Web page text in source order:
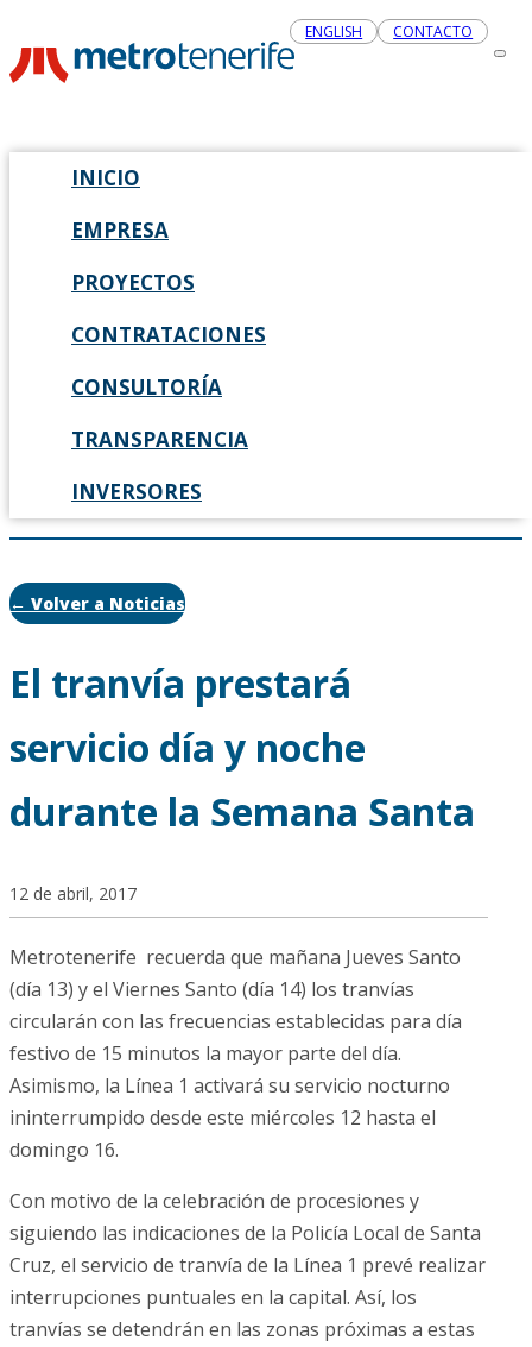
ENGLISH CONTACTO
INICIO
EMPRESA
PROYECTOS
CONTRATACIONES
CONSULTORÍA
TRANSPARENCIA
INVERSORES
← Volver a Noticias
El tranvía prestará
servicio día y noche
durante la Semana Santa
12 de abril, 2017
Metrotenerife recuerda que mañana Jueves Santo
(día 13) y el Viernes Santo (día 14) los tranvías
circularán con las frecuencias establecidas para día
festivo de 15 minutos la mayor parte del día.
Asimismo, la Línea 1 activará su servicio nocturno
ininterrumpido desde este miércoles 12 hasta el
domingo 16.
Con motivo de la celebración de procesiones y
siguiendo las indicaciones de la Policía Local de Santa
Cruz, el servicio de tranvía de la Línea 1 prevé realizar
interrupciones puntuales en la capital. Así, los
tranvías se detendrán en las zonas próximas a estas